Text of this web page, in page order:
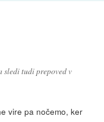
sledi tudi prepoved v
vire pa nočemo, ker